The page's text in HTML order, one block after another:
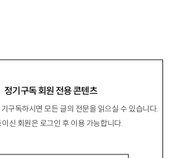
정기구독 회원 전용 콘텐츠
기구독하시면 모든 글의 전문을 읽으실 수 있습니다.
신 회원은 로그인 후 이용 가능합니다.
떠받친 여성 조작원들의 역사